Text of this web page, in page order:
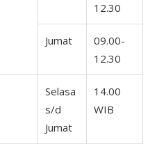
12.30
Jumat
09.00-
12.30
Selasa
s/d
Jumat
14.00
WIB